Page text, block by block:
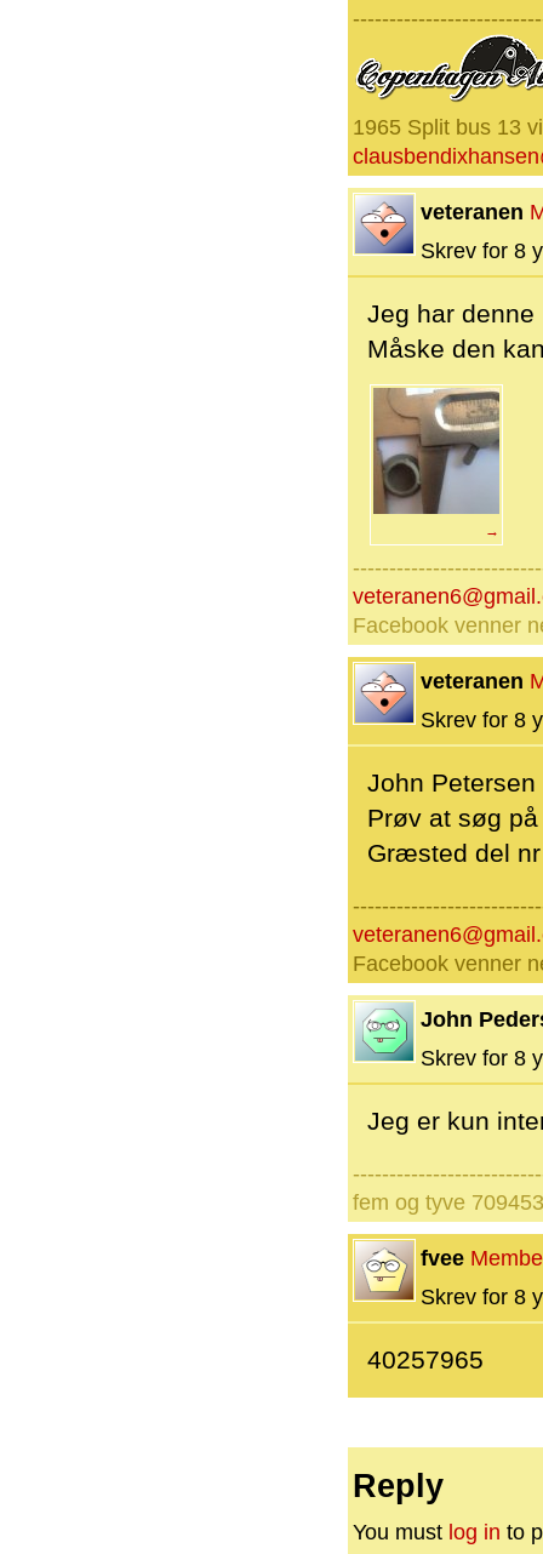
1965 Split bus 13
veteranen
Skrev for 8
Jeg har
Måske den
→
Facebook venner
veteranen
Skrev for 8
John Petersen
Prøv at søg
Græsted del
Facebook venner
John
Skrev for 8
Jeg er kun
fem og tyve 709453
fvee
Skrev for 8
40257965
Reply
You must log in to